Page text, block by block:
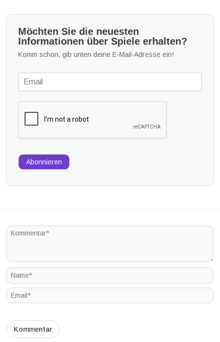
Möchten Sie die neuesten
Informationen über Spiele erhalten?
Komm schon, gib unten deine E-Mail-Adresse ein!
Abonnieren